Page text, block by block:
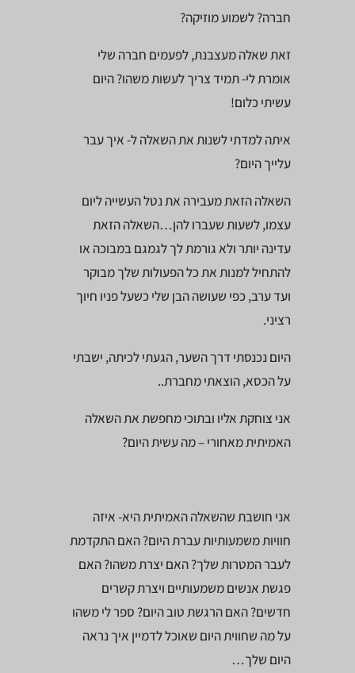
חברה? לשמוע מוזיקה?
זאת שאלה מעצבנת, לפעמים חברה שלי
אומרת לי- תמיד צריך לעשות משהו? היום
עשיתי כלום!
איתה למדתי לשנות את השאלה ל- איך עבר
עלייך היום?
השאלה הזאת מעבירה את נטל העשייה ליום
עצמו, לשעות שעברו להן…השאלה הזאת
עדינה יותר ולא גורמת לך לגמגם במבוכה או
להתחיל למנות את כל הפעולות שלך מבוקר
ועד ערב, כפי שעושה הבן שלי כשעל פניו חיוך
רציני.
היום נכנסתי דרך השער, הגעתי לכיתה, ישבתי
על הכסא, הוצאתי מחברת..
אני צוחקת אליו ובתוכי מחפשת את השאלה
האמיתית מאחורי – מה עשית היום?
אני חושבת שהשאלה האמיתית היא- איזה
חוויות משמעותיות עברת היום? האם התקדמת
לעבר המטרות שלך? האם יצרת משהו? האם
פגשת אנשים משמעותיים ויצרת קשרים
חדשים? האם הרגשת טוב היום? ספר לי משהו
על מה שחווית היום שאוכל לדמיין איך נראה
היום שלך…